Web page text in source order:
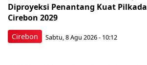
Cirebon
Diproyeksi Penantang Kuat Pilkada
Cirebon 2029
Sabtu, 8 Agu 2026 - 10:12